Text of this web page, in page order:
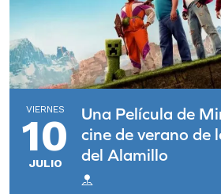
VIERNES
10
JULIO
Una Película de
cine de verano de
del Alamillo